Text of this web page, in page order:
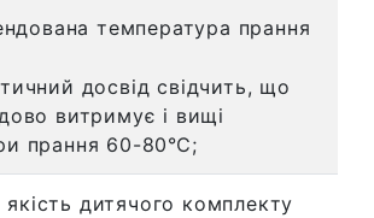
температура прання
досвід свідчить, що
витримує і вищі
прання 60-80℃;
якість дитячого комплекту